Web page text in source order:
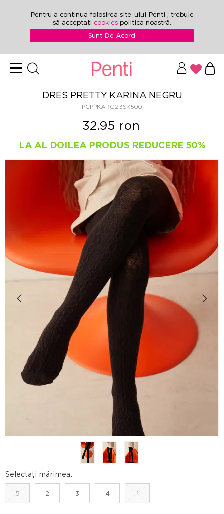
Pentru a continua folosirea site-ului Penti , trebuie
să acceptați cookies politica noastră.
Sunt De Acord
DRES PRETTY KARINA NEGRU
PCPPKARG23SK500
32.95 ron
LA AL DOILEA PRODUS REDUCERE 50%
Selectați mărimea:
5 2 3 4 1